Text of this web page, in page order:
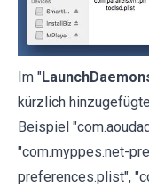
Im "
kürzlich
Beispiel
"com.myppes.net-
preferences.plist",